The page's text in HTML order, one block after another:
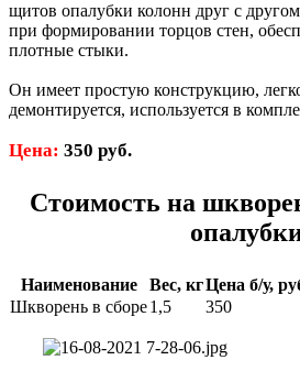
щитов опалубки колонн друг с
при формировании торцов стен,
плотные стыки.
Он имеет простую конструкцию,
демонтируется, используется в
Цена: 350 руб.
Стоимость на
Наименование Вес, кгЦена б/у,
Шкворень в сборе1,5 350